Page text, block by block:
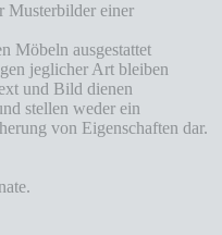
Musterbilder einer
Möbeln ausgestattet
jeglicher Art bleiben
und Bild dienen
stellen weder ein
von Eigenschaften dar.